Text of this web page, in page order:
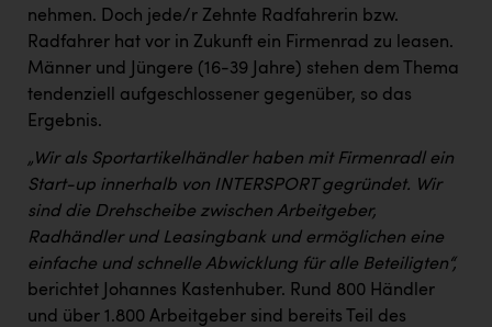
nehmen. Doch jede/r Zehnte Radfahrerin bzw.
Radfahrer hat vor in Zukunft ein Firmenrad zu leasen.
Männer und Jüngere (16-39 Jahre) stehen dem Thema
tendenziell aufgeschlossener gegenüber, so das
Ergebnis.
„Wir als Sportartikelhändler haben mit Firmenradl ein
Start-up innerhalb von INTERSPORT gegründet. Wir
sind die Drehscheibe zwischen Arbeitgeber,
Radhändler und Leasingbank und ermöglichen eine
einfache und schnelle Abwicklung für alle Beteiligten“,
berichtet Johannes Kastenhuber. Rund 800 Händler
und über 1.800 Arbeitgeber sind bereits Teil des